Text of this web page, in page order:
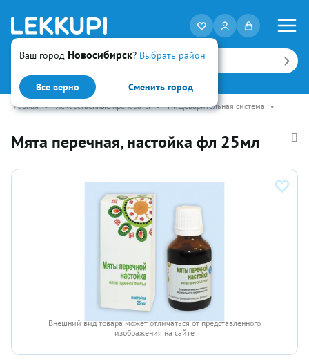
Ваш город Новосибирск? Выбрать район
Все верно Сменить город
Искать
Главная • Лекарственные препараты • Пищеварительная система •
Мята перечная, настойка фл 25мл
Внешний вид товара может отличаться от представленного
изображения на сайте